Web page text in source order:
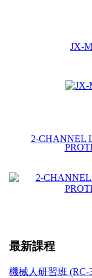
JX-
2-CHANNEL
最新課程
機械人研習班 (RC-